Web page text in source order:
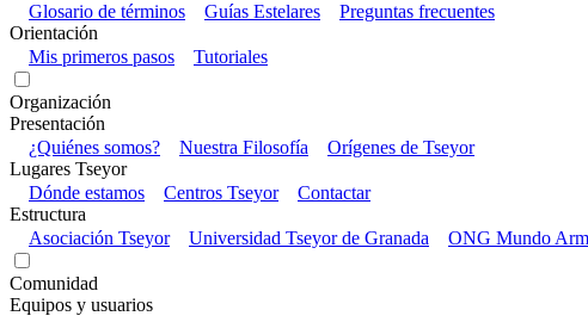
Glosario de términos
Guías Estelares
Preguntas frecuentes
Orientación
Mis primeros pasos
Tutoriales
Organización
Presentación
¿Quiénes somos?
Nuestra Filosofía
Orígenes de Tseyor
Lugares Tseyor
Dónde estamos
Centros Tseyor
Contactar
Estructura
Asociación Tseyor
Universidad Tseyor de Granada ONG Mundo
Comunidad
Equipos y usuarios